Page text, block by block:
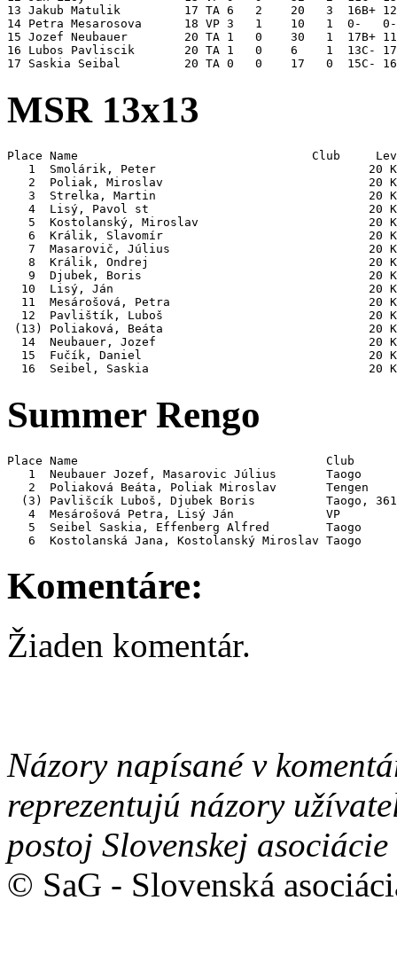
13 Jakub Matulik         17 TA 6   2    20   3
14 Petra Mesarosova      18 VP 3   1    10   1
15 Jozef Neubauer        20 TA 1   0    30   1
16 Lubos Pavliscik       20 TA 1   0    6    1
MSR 13x13
Place Name                                 Club
1  Smolárik, Peter                              20
2  Poliak, Miroslav                             20
3  Strelka, Martin                              20
4  Lisý, Pavol st                               20
5  Kostolanský, Miroslav                        20
6  Králik, Slavomír                             20
7  Masarovič, Július                            20
8  Králik, Ondrej                               20
9  Djubek, Boris                                20
10  Lisý, Ján                                    20
11  Mesárošová, Petra                            20
12  Pavlištík, Luboš                             20
(13) Poliaková, Beáta
14  Neubauer, Jozef                              20
15  Fučík, Daniel                                20
Summer Rengo
Place Name                                   Club
1  Neubauer Jozef, Masarovic Július       Taogo
2  Poliaková Beáta, Poliak Miroslav       Tengen
(3) Pavlišcík Luboš, Djubek Boris          Taogo,
4  Mesárošová Petra, Lisý Ján             VP
5  Seibel Saskia, Effenberg Alfred        Taogo
Komentáre:
Žiaden komentár.
Názory napísané v
reprezentujú názory
postoj Slovenskej
© SaG - Slovenská